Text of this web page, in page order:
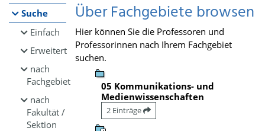
Suche
Einfach
Erweitert
nach
Fachgebiet
nach
Fakultät /
Sektion
Über Fachgebiete browsen
Hier können Sie die Professoren und
Professorinnen nach Ihrem Fachgebiet
suchen.
05 Kommunikations- und
Medienwissenschaften
2 Einträge